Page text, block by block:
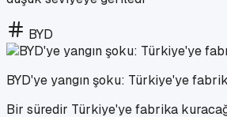
BYD
BYD'ye yangın şoku: Türkiye'ye
Bir süredir Türkiye'ye fabrika